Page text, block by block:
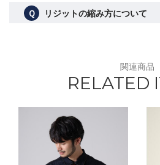
Ｑ リジットの縮み方について
関連商品
RELATED